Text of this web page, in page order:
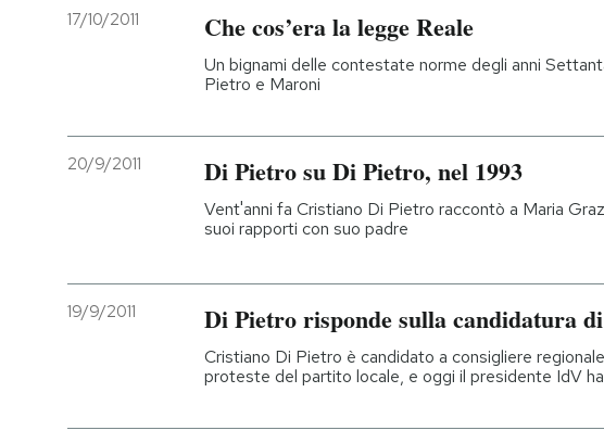
17/10/2011 Che cos’era la legge Reale
Un bignami delle contestate norme degli anni
Pietro e Maroni
20/9/2011 Di Pietro su Di Pietro, nel 1993
Vent'anni fa Cristiano Di Pietro raccontò a Maria
suoi rapporti con suo padre
19/9/2011 Di Pietro risponde sulla candidatura
Cristiano Di Pietro è candidato a consigliere
proteste del partito locale, e oggi il presidente IdV